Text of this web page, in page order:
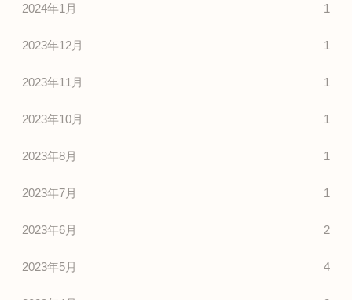
2024年1月 1
2023年12月 1
2023年11月 1
2023年10月 1
2023年8月 1
2023年7月 1
2023年6月 2
2023年5月 4